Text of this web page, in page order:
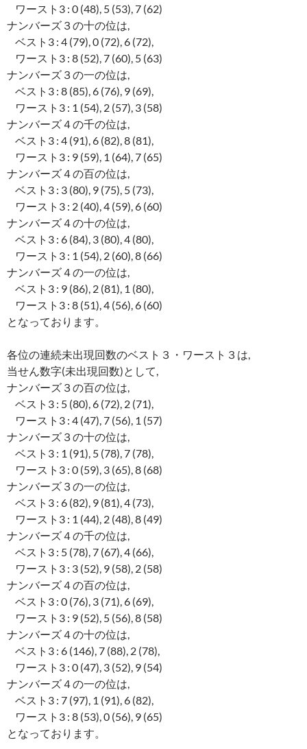
ワースト3 : 0 (48), 5 (53), 7 (62)
ナンバーズ３の十の位は,
ベスト3 : 4 (79), 0 (72), 6 (72),
ワースト3 : 8 (52), 7 (60), 5 (63)
ナンバーズ３の一の位は,
ベスト3 : 8 (85), 6 (76), 9 (69),
ワースト3 : 1 (54), 2 (57), 3 (58)
ナンバーズ４の千の位は,
ベスト3 : 4 (91), 6 (82), 8 (81),
ワースト3 : 9 (59), 1 (64), 7 (65)
ナンバーズ４の百の位は,
ベスト3 : 3 (80), 9 (75), 5 (73),
ワースト3 : 2 (40), 4 (59), 6 (60)
ナンバーズ４の十の位は,
ベスト3 : 6 (84), 3 (80), 4 (80),
ワースト3 : 1 (54), 2 (60), 8 (66)
ナンバーズ４の一の位は,
ベスト3 : 9 (86), 2 (81), 1 (80),
ワースト3 : 8 (51), 4 (56), 6 (60)
となっております。
各位の連続未出現回数のベスト３・ワースト３は,
当せん数字(未出現回数)として,
ナンバーズ３の百の位は,
ベスト3 : 5 (80), 6 (72), 2 (71),
ワースト3 : 4 (47), 7 (56), 1 (57)
ナンバーズ３の十の位は,
ベスト3 : 1 (91), 5 (78), 7 (78),
ワースト3 : 0 (59), 3 (65), 8 (68)
ナンバーズ３の一の位は,
ベスト3 : 6 (82), 9 (81), 4 (73),
ワースト3 : 1 (44), 2 (48), 8 (49)
ナンバーズ４の千の位は,
ベスト3 : 5 (78), 7 (67), 4 (66),
ワースト3 : 3 (52), 9 (58), 2 (58)
ナンバーズ４の百の位は,
ベスト3 : 0 (76), 3 (71), 6 (69),
ワースト3 : 9 (52), 5 (56), 8 (58)
ナンバーズ４の十の位は,
ベスト3 : 6 (146), 7 (88), 2 (78),
ワースト3 : 0 (47), 3 (52), 9 (54)
ナンバーズ４の一の位は,
ベスト3 : 7 (97), 1 (91), 6 (82),
ワースト3 : 8 (53), 0 (56), 9 (65)
となっております。